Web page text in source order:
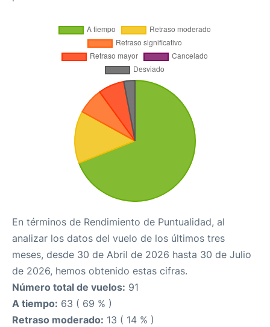
En términos de Rendimiento de Puntualidad, al
analizar los datos del vuelo de los últimos tres
meses, desde 30 de Abril de 2026 hasta 30 de Julio
de 2026, hemos obtenido estas cifras.
Número total de vuelos: 91
A tiempo: 63 ( 69 % )
Retraso moderado: 13 ( 14 % )